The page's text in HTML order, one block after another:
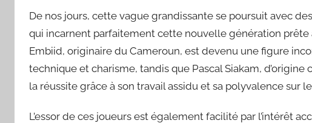
De nos jours, cette vague grandissante se poursuit avec
qui incarnent parfaitement cette nouvelle génération
Embiid, originaire du Cameroun, est devenu une figure
technique et charisme, tandis que Pascal Siakam,
la réussite grâce à son travail assidu et sa polyvalence sur
L’essor de ces joueurs est également facilité par l’intérêt